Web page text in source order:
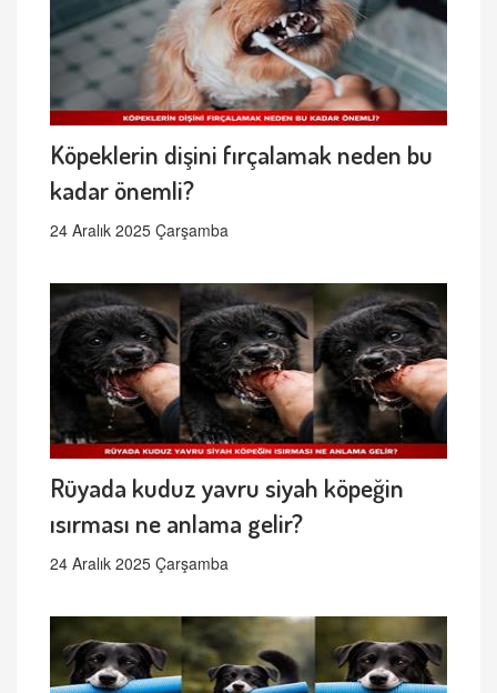
Köpeklerin dişini fırçalamak neden bu
kadar önemli?
24 Aralık 2025 Çarşamba
Rüyada kuduz yavru siyah köpeğin
ısırması ne anlama gelir?
24 Aralık 2025 Çarşamba